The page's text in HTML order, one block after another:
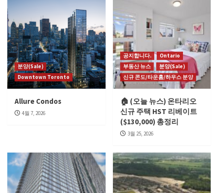
분양(Sale)
Downtown Toronto
Allure Condos
4월 7, 2026
공지합니다.
Ontario
부동산 뉴스
분양(Sale)
신규 콘도/타운홈/하우스 분양
🏠 (오늘 뉴스) 온타리오
신규 주택 HST 리베이트
($130,000) 총정리
3월 25, 2026